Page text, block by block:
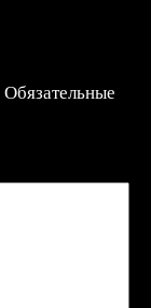
Обязательные